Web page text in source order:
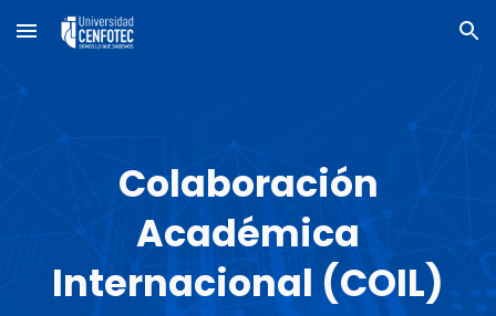
Skip to main content Skip to navigation
Colaboración
Académica
Internacional (COIL)